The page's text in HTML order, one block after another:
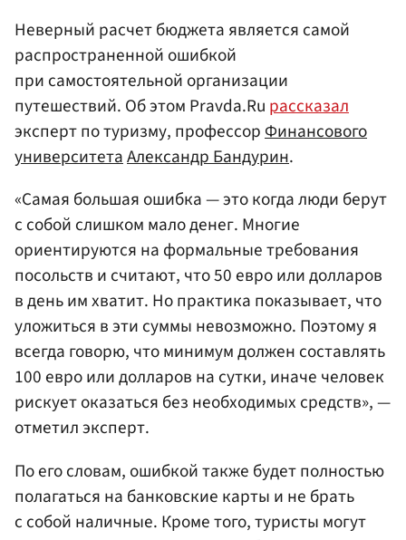
Неверный расчет бюджета является самой
распространенной ошибкой
при самостоятельной организации
путешествий. Об этом Pravda.Ru рассказал
эксперт по туризму, профессорФинансового
университетаАлександр Бандурин.
«Самая большая ошибка — это когда люди берут
с собой слишком мало денег. Многие
ориентируются на формальные требования
посольств и считают, что 50 евро или долларов
в день им хватит. Но практика показывает, что
уложиться в эти суммы невозможно. Поэтому я
всегда говорю, что минимум должен составлять
100 евро или долларов на сутки, иначе человек
рискует оказаться без необходимых средств», —
отметил эксперт.
По его словам, ошибкой также будет полностью
полагаться на банковские карты и не брать
с собой наличные. Кроме того, туристы могут